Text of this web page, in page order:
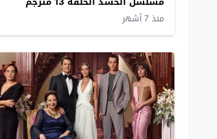
منذ 7 أشهر